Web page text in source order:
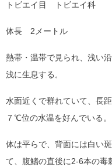
トビエイ目 トビエイ科
体長 2メートル
熱帯・温帯で見られ、浅い
浅に生息する 。
水面近くで群れていて、長
７℃位の水温を好んでいる。
体は平らで、背面には白い
て、腹鰭の直後に2-6本の毒